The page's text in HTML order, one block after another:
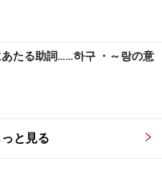
たる助詞……하구 ・～랑の意
と見る